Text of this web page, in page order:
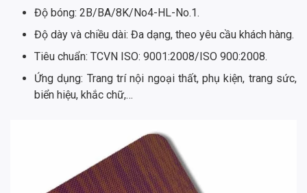
Độ bóng: 2B/BA/8K/No4-HL-No.1.
Độ dày và chiều dài: Đa dạng, theo yêu cầu khách hàng.
Tiêu chuẩn: TCVN ISO: 9001:2008/ISO 900:2008.
Ứng dụng: Trang trí nội ngoại thất, phụ kiện, trang sức,
biển hiệu, khắc chữ,…